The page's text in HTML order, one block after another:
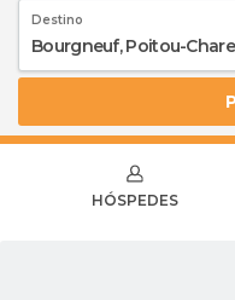
Destino
HÓSPEDES